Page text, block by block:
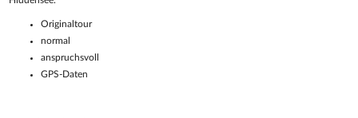
Originaltour
normal
anspruchsvoll
GPS-Daten